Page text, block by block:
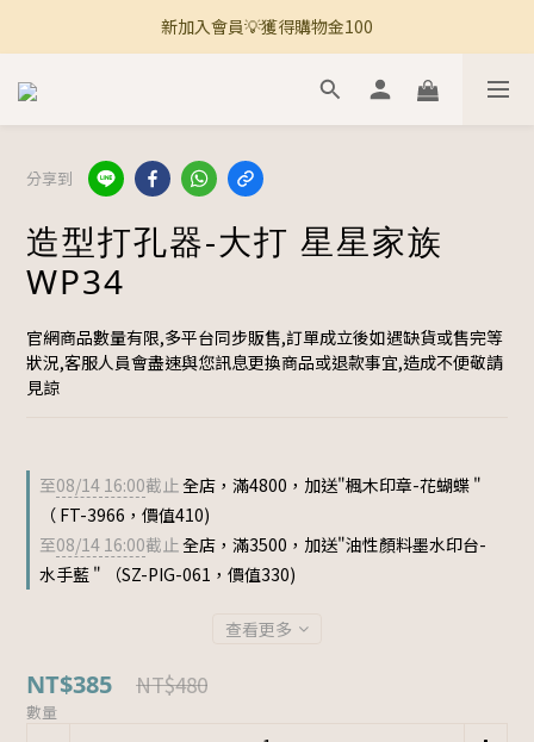
🚚 全館滿800免運 🚚
新加入會員💡獲得購物金100
🚚 全館滿800免運 🚚
分享到
造型打孔器-大打 星星家族
WP34
官網商品數量有限,多平台同步販售,訂單成立後如遇缺貨或售完等
狀況,客服人員會盡速與您訊息更換商品或退款事宜,造成不便敬請
見諒
至08/14 16:00截止全店，滿4800，加送"楓木印章-花蝴蝶 "
（ FT-3966，價值410)
至08/14 16:00截止全店，滿3500，加送"油性顏料墨水印台-
水手藍 " （SZ-PIG-061，價值330)
查看更多
NT$385 NT$480
數量